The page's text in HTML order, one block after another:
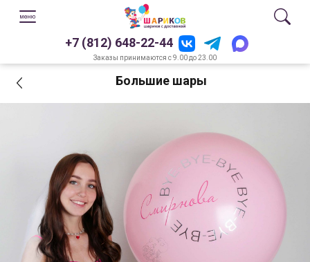
+7 (812) 648-22-44
Заказы принимаются с 9.00 до 23.00
Большие шары